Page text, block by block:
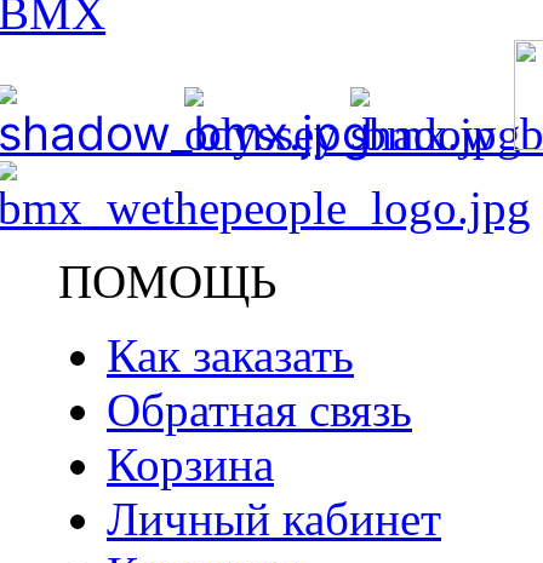
ПОМОЩЬ
Как заказать
Обратная связь
Корзина
Личный кабинет